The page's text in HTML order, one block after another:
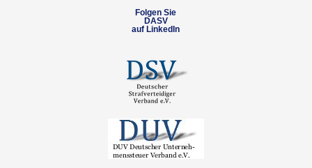
Folgen Sie
DASV
auf LinkedIn